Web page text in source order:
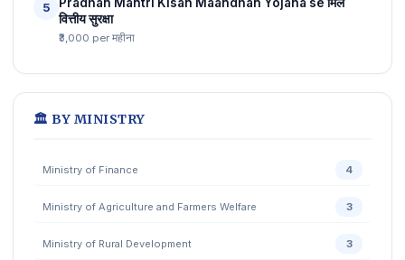
5
Pradhan Mantri Kisan Maandhan Yojana se मिले
वित्तीय सुरक्षा
₹3,000 per महीना
🏛️ BY MINISTRY
Ministry of Finance 4
Ministry of Agriculture and Farmers Welfare 3
Ministry of Rural Development 3